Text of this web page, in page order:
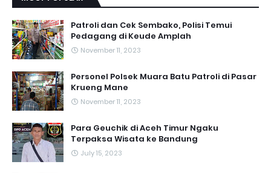
Patroli dan Cek Sembako, Polisi Temui
Pedagang di Keude Amplah
November 11, 2023
Personel Polsek Muara Batu Patroli di Pasar
Krueng Mane
November 11, 2023
Para Geuchik di Aceh Timur Ngaku
Terpaksa Wisata ke Bandung
July 15, 2023